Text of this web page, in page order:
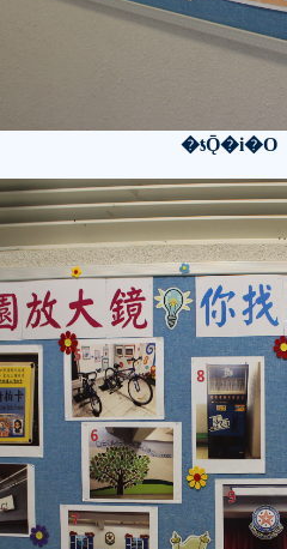
�ƾǬ�i�O